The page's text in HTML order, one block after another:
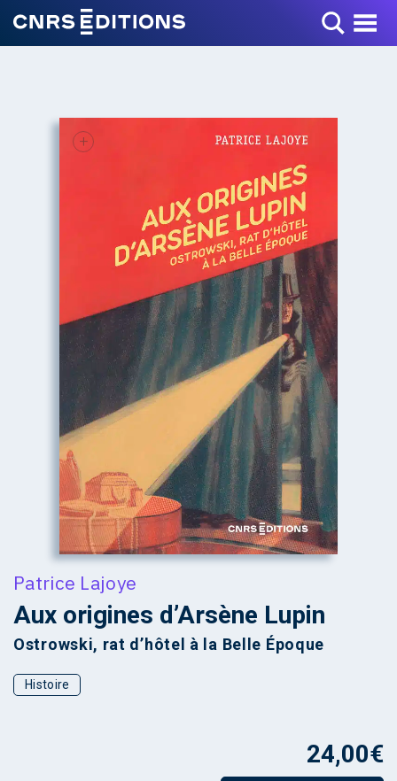
Toggle Menu
+
Patrice Lajoye
Aux origines d’Arsène Lupin
Ostrowski, rat d’hôtel à la Belle Époque
Histoire
24,00€